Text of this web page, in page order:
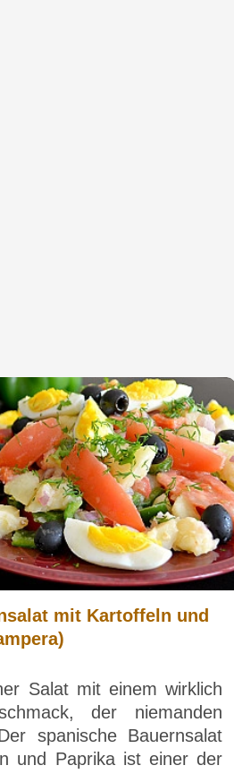
mit Kartoffeln und
Salat mit einem wirklich
der niemanden
spanische Bauernsalat
und Paprika ist einer der